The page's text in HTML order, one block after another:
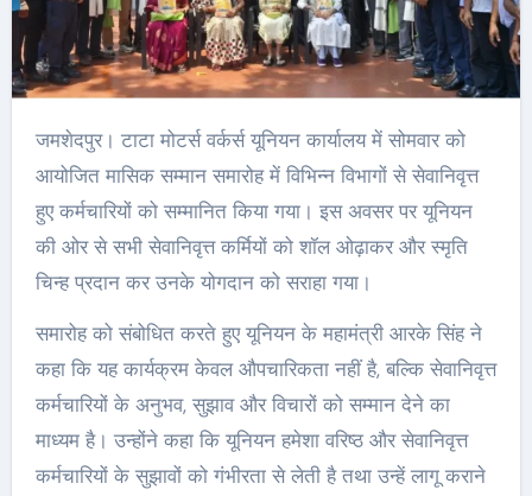
जमशेदपुर। टाटा मोटर्स वर्कर्स यूनियन कार्यालय में सोमवार को
आयोजित मासिक सम्मान समारोह में विभिन्न विभागों से सेवानिवृत्त
हुए कर्मचारियों को सम्मानित किया गया। इस अवसर पर यूनियन
की ओर से सभी सेवानिवृत्त कर्मियों को शॉल ओढ़ाकर और स्मृति
चिन्ह प्रदान कर उनके योगदान को सराहा गया।
समारोह को संबोधित करते हुए यूनियन के महामंत्री आरके सिंह ने
कहा कि यह कार्यक्रम केवल औपचारिकता नहीं है, बल्कि सेवानिवृत्त
कर्मचारियों के अनुभव, सुझाव और विचारों को सम्मान देने का
माध्यम है। उन्होंने कहा कि यूनियन हमेशा वरिष्ठ और सेवानिवृत्त
कर्मचारियों के सुझावों को गंभीरता से लेती है तथा उन्हें लागू कराने